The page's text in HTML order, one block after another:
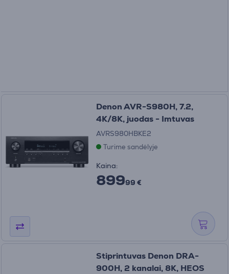
Denon AVR-S980H, 7.2,
4K/8K, juodas - Imtuvas
AVRS980HBKE2
Turime sandėlyje
Kaina:
89999 €
Stiprintuvas Denon DRA-
900H, 2 kanalai, 8K, HEOS